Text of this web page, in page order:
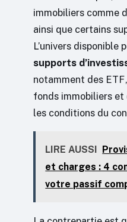
immobiliers comme
ainsi que certains
L’univers disponible
supports
notamment des
fonds immobiliers
les conditions du
LIRE AUSSI
et charges : 4
votre passif